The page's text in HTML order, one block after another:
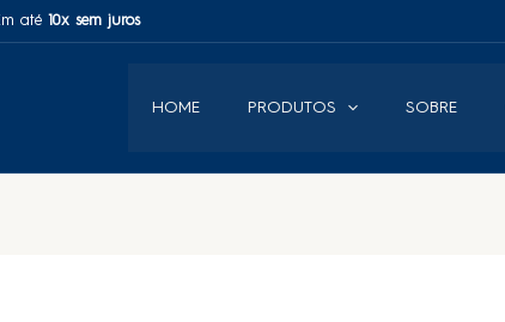
até 10x sem juros
HOME PRODUTOS SOBRE